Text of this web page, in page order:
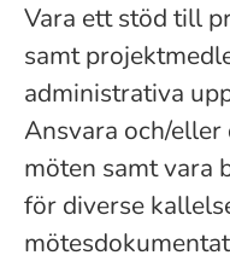
Vara ett stöd till
samt
administrativa
Ansvara och/
möten samt vara
för diverse